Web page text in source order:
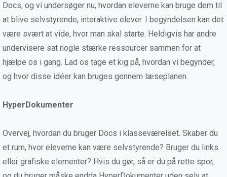
Docs, og vi undersøger nu, hvordan eleverne kan bruge dem til
at blive selvstyrende, interaktive elever. I begyndelsen kan det
være svært at vide, hvor man skal starte. Heldigvis har andre
undervisere sat nogle stærke ressourcer sammen for at
hjælpe os i gang. Lad os tage et kig på, hvordan vi begynder,
og hvor disse idéer kan bruges gennem læseplanen.
HyperDokumenter
Overvej, hvordan du bruger Docs i klasseværelset. Skaber du
et rum, hvor eleverne kan være selvstyrende? Bruger du links
eller grafiske elementer? Hvis du gør, så er du på rette spor,